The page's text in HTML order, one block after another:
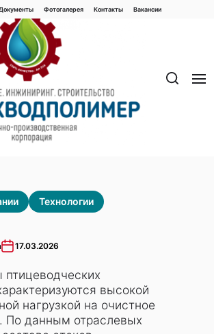
Технологии
17.03.2026
высокой
нагрузкой на очистное
По данным отраслевых
Документы Фотогалерея Контaкты Вакaнсии